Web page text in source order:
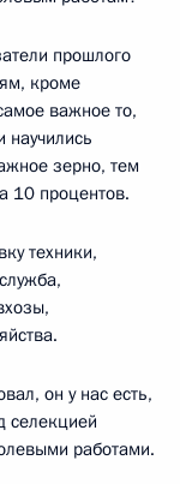
прошлого
кроме
важное то,
научились
зерно, тем
10 процентов.
техники,
он у нас есть,
селекцией
работами.